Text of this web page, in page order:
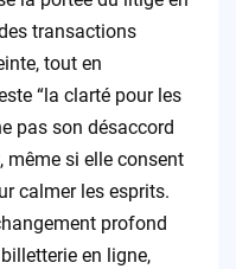
transactions
tout en
“la clarté pour les
pas son désaccord
même si elle consent
calmer les esprits.
profond
en ligne,